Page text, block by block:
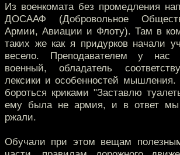
Из военкомата без промедления
ДОСААФ (Добровольное
Армии, Авиации и Флоту). Там в
таких же как я придурков начали
весело. Преподавателем у нас
военный, обладатель
лексики и особенностей
бороться криками "Заставлю
ему была не армия, и в ответ мы
ржали.
Обучали при этом вещам